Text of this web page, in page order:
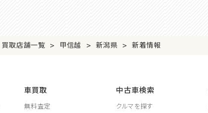
買取店舗一覧 > 甲信越 > 新潟県 > 新着情報
車買取
無料査定
中古車検索
クルマを探す